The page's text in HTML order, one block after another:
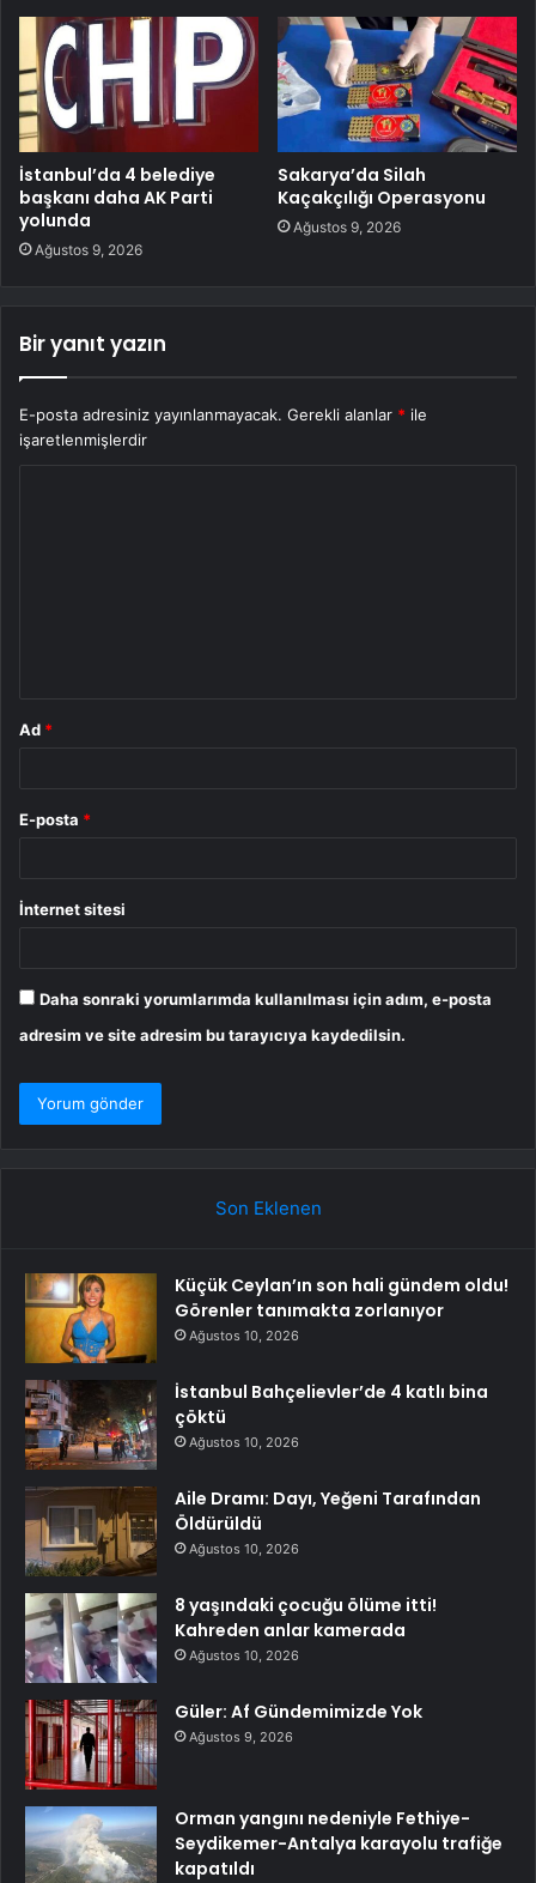
İstanbul’da 4 belediye
başkanı daha AK Parti
yolunda
Ağustos 9, 2026
Sakarya’da Silah
Kaçakçılığı Operasyonu
Ağustos 9, 2026
Bir yanıt yazın
E-posta adresiniz yayınlanmayacak. Gerekli alanlar * ile
işaretlenmişlerdir
Ad *
E-posta *
İnternet sitesi
Daha sonraki yorumlarımda kullanılması için adım, e-posta
adresim ve site adresim bu tarayıcıya kaydedilsin.
Son Eklenen
Küçük Ceylan’ın son hali gündem oldu!
Görenler tanımakta zorlanıyor
Ağustos 10, 2026
İstanbul Bahçelievler’de 4 katlı bina
çöktü
Ağustos 10, 2026
Aile Dramı: Dayı, Yeğeni Tarafından
Öldürüldü
Ağustos 10, 2026
8 yaşındaki çocuğu ölüme itti!
Kahreden anlar kamerada
Ağustos 10, 2026
Güler: Af Gündemimizde Yok
Ağustos 9, 2026
Orman yangını nedeniyle Fethiye-
Seydikemer-Antalya karayolu trafiğe
kapatıldı